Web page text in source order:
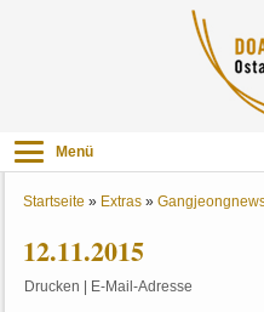
Menü
Startseite » Extras »
12.11.2015
Drucken E-Mail-Adresse